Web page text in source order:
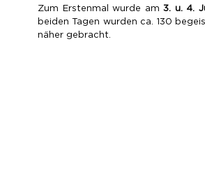
Neuigkeiten Startseite
Zum Erstenmal wurde am 3. u. 4.
beiden Tagen wurden ca. 130
näher gebracht.